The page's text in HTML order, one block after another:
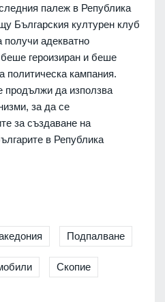
палеж в Република
Българския културен клуб
получи адекватно
героизиран и беше
политическа кампания.
продължи да използва
за да се
за създаване на
в Република
Подпалване
Скопие